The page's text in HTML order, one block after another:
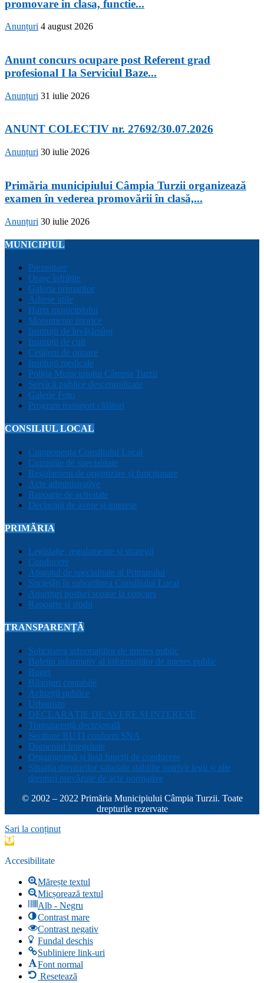
promovare in clasa, functie...
Anunțuri 4 august 2026
Anunt concurs ocupare post Referent grad
profesional I la Serviciul Baze...
Anunțuri 31 iulie 2026
ANUNT COLECTIV nr. 27692/30.07.2026
Anunțuri 30 iulie 2026
Primăria municipiului Câmpia Turzii organizează
examen în vederea promovării în clasă,...
Anunțuri 30 iulie 2026
MUNICIPIUL
Prezentare
Orașe înfrățite
Galeria primarilor
Adrese utile
Harta municipiului
Monumente istorice
Instituții de învățământ
Instituții de cult
Cetățeni de onoare
Instituții medicale
Poliția Municipiului Câmpia Turzii
Servicii publice descentralizate
Galerie Foto
Program transport călători
CONSILIUL LOCAL
Componența Consiliului Local
Comisiile de specialitate
Regulament de organizare și funcționare
Acte administrative
Rapoarte de activitate
Declarații de avere și interese
PRIMĂRIA
Legislație, regulamente și strategii
Conducere
Aparatul de specialitate al Primarului
Sociețăți în subordinea Consiliului Local
Anunțuri posturi scoase la concurs
Rapoarte și studii
TRANSPARENȚĂ
Solicitarea informațiilor de interes public
Buletin informativ al informațiilor de interes public
Buget
Bilanțuri contabile
Achiziții publice
Urbanism
DECLARAȚIE DE AVERE ȘI INTERESE
Transparență decizională
Sectiune RUTI conform SNA
Domeniul Integritate
Organigramă și listă funcții de conducere
Situația drepturilor salariale stabilite potrivit legii și alte
drepturi prevăzute de acte normative
© 2002 – 2022 Primăria Municipiului Câmpia Turzii. Toate
drepturile rezervate
Sari la conținut
Deschide
de
Accesibilitate
Mărește textul
Micșorează textul
Alb - Negru
Contrast mare
Contrast negativ
Fundal deschis
Subliniere link-uri
Font normal
Resetează